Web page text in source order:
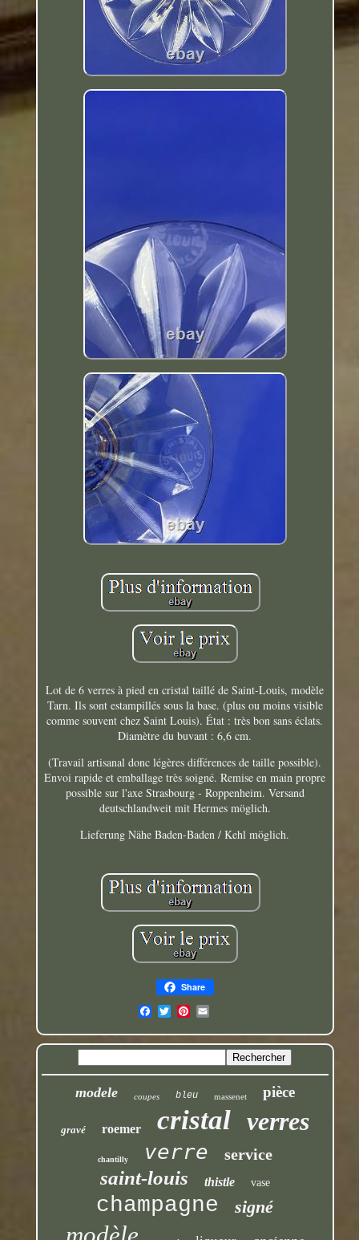
Lot de 6 verres à pied en cristal taillé de Saint-Louis, modèle
Tarn. Ils sont estampillés sous la base. (plus ou moins visible
comme souvent chez Saint Louis). État : très bon sans éclats.
Diamètre du buvant : 6,6 cm.
(Travail artisanal donc légères différences de taille possible).
Envoi rapide et emballage très soigné. Remise en main propre
possible sur l'axe Strasbourg - Roppenheim. Versand
deutschlandweit mit Hermes möglich.
Lieferung Nähe Baden-Baden / Kehl möglich.
Share
modele coupes bleu massenet pièce
gravé roemer cristal verres
chantilly verre service
saint-louis thistle vase
champagne signé